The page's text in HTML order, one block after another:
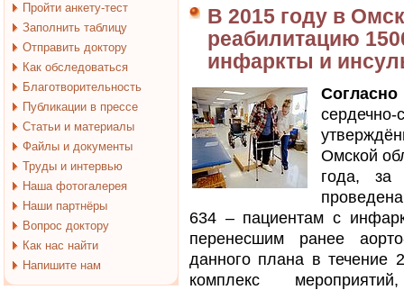
Пройти анкету-тест
Заполнить таблицу
Отправить доктору
Как обследоваться
Благотворительность
Публикации в прессе
Статьи и материалы
Файлы и документы
Труды и интервью
Наша фотогалерея
Наши партнёры
Вопрос доктору
Как нас найти
Напишите нам
В 2015 году в
реабилитацию
инфаркты и
Омской
года, за
634 – пациентам с
перенесшим ранее
данного плана в течение
комплекс